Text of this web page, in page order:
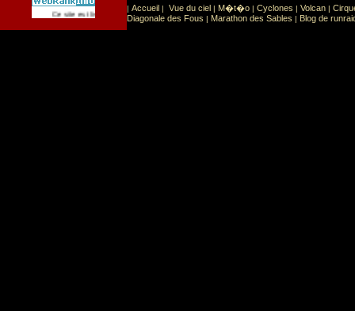
Ce site est list� dans la cat�gorie Sport Sports extr�mes
| Accueil | Vue du ciel | M�t�o | Cyclones | Volcan |
Diagonale des Fous | Marathon des Sables | Blog de